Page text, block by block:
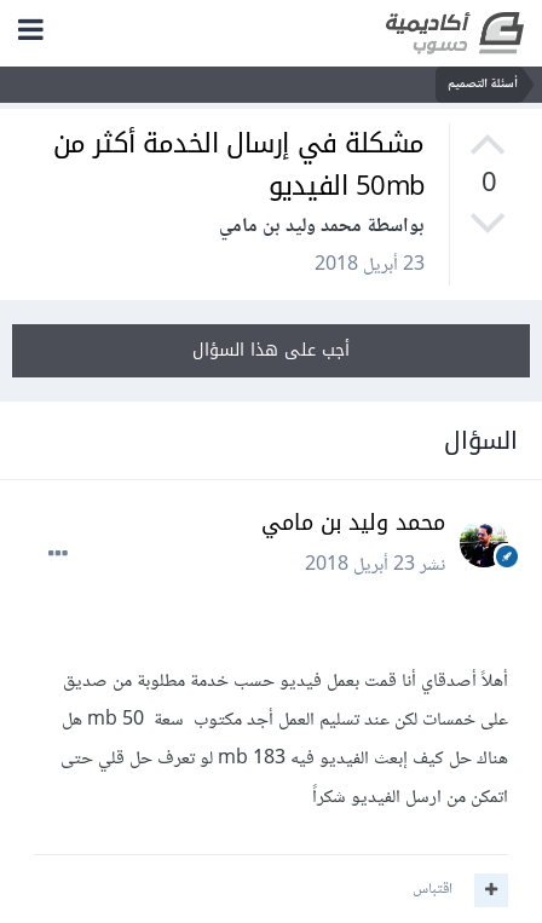
أسئلة التصميم
0
مشكلة في إرسال الخدمة أكثر من
50mb الفيديو
بواسطة محمد وليد بن مامي
23 أبريل 2018
أجب على هذا السؤال
السؤال
محمد وليد بن مامي
نشر23 أبريل 2018
أهلاً أصدقاي أنا قمت بعمل فيديو حسب خدمة مطلوبة من صديق
على خمسات لكن عند تسليم العمل أجد مكتوب سعة 50 mb هل
هناك حل كيف إبعث الفيديو فيه 183 mb لو تعرف حل قلي حتى
اتمكن من ارسل الفيديو شكراً
اقتباس